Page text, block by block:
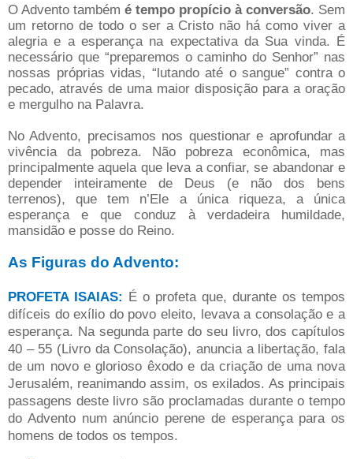
O Advento também é tempo propício à conversão. Sem
um retorno de todo o ser a Cristo não há como viver a
alegria e a esperança na expectativa da Sua vinda. É
necessário que “preparemos o caminho do Senhor” nas
nossas próprias vidas, “lutando até o sangue” contra o
pecado, através de uma maior disposição para a oração
e mergulho na Palavra.
No Advento, precisamos nos questionar e aprofundar a
vivência da pobreza. Não pobreza econômica, mas
principalmente aquela que leva a confiar, se abandonar e
depender inteiramente de Deus (e não dos bens
terrenos), que tem n’Ele a única riqueza, a única
esperança e que conduz à verdadeira humildade,
mansidão e posse do Reino.
As Figuras do Advento:
PROFETA ISAIAS: É o profeta que, durante os tempos
difíceis do exílio do povo eleito, levava a consolação e a
esperança. Na segunda parte do seu livro, dos capítulos
40 – 55 (Livro da Consolação), anuncia a libertação, fala
de um novo e glorioso êxodo e da criação de uma nova
Jerusalém, reanimando assim, os exilados. As principais
passagens deste livro são proclamadas durante o tempo
do Advento num anúncio perene de esperança para os
homens de todos os tempos.